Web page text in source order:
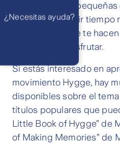
felicidad en las
necesario invertir tiempo
en las cosas que te
minutos para disfrutar.
Si estás interesado en
movimiento Hygge, hay
disponibles sobre el
títulos populares que
Little Book of Hygge” de
of Making Memories” de
¿Necesitas ayuda?
WhatsApp
Atención 24